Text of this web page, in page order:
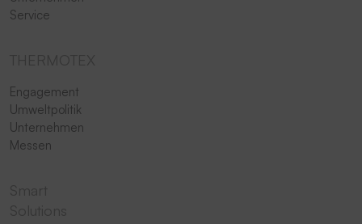
Service
Engagement
Umweltpolitik
Unternehmen
Messen